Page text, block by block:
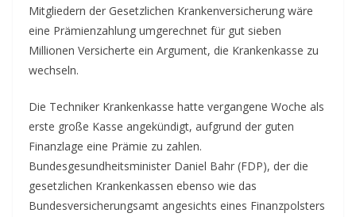
Mitgliedern der Gesetzlichen Krankenversicherung wäre
eine Prämienzahlung umgerechnet für gut sieben
Millionen Versicherte ein Argument, die Krankenkasse zu
wechseln.
Die Techniker Krankenkasse hatte vergangene Woche als
erste große Kasse angekündigt, aufgrund der guten
Finanzlage eine Prämie zu zahlen.
Bundesgesundheitsminister Daniel Bahr (FDP), der die
gesetzlichen Krankenkassen ebenso wie das
Bundesversicherungsamt angesichts eines Finanzpolsters